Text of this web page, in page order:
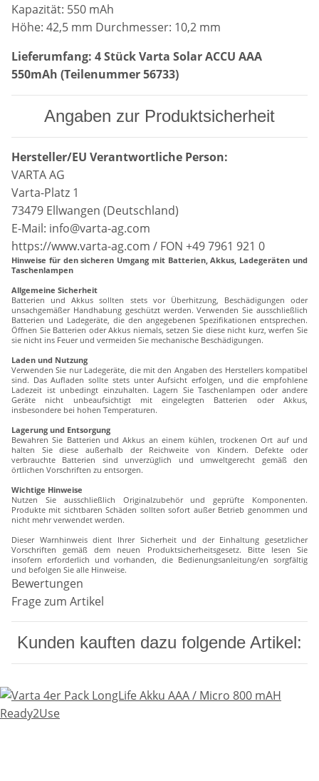
Kapazität: 550 mAh
Höhe: 42,5 mm Durchmesser: 10,2 mm
Lieferumfang: 4 Stück Varta Solar ACCU AAA
550mAh (Teilenummer 56733)
Angaben zur Produktsicherheit
Hersteller/EU Verantwortliche Person:
VARTA AG
Varta-Platz 1
73479 Ellwangen (Deutschland)
E-Mail: info@varta-ag.com
https://www.varta-ag.com / FON +49 7961 921 0
Hinweise für den sicheren Umgang mit Batterien, Akkus, Ladegeräten und
Taschenlampen
Allgemeine Sicherheit
Batterien und Akkus sollten stets vor Überhitzung, Beschädigungen oder
unsachgemäßer Handhabung geschützt werden. Verwenden Sie ausschließlich
Batterien und Ladegeräte, die den angegebenen Spezifikationen entsprechen.
Öffnen Sie Batterien oder Akkus niemals, setzen Sie diese nicht kurz, werfen Sie
sie nicht ins Feuer und vermeiden Sie mechanische Beschädigungen.
Laden und Nutzung
Verwenden Sie nur Ladegeräte, die mit den Angaben des Herstellers kompatibel
sind. Das Aufladen sollte stets unter Aufsicht erfolgen, und die empfohlene
Ladezeit ist unbedingt einzuhalten. Lagern Sie Taschenlampen oder andere
Geräte nicht unbeaufsichtigt mit eingelegten Batterien oder Akkus,
insbesondere bei hohen Temperaturen.
Lagerung und Entsorgung
Bewahren Sie Batterien und Akkus an einem kühlen, trockenen Ort auf und
halten Sie diese außerhalb der Reichweite von Kindern. Defekte oder
verbrauchte Batterien sind unverzüglich und umweltgerecht gemäß den
örtlichen Vorschriften zu entsorgen.
Wichtige Hinweise
Nutzen Sie ausschließlich Originalzubehör und geprüfte Komponenten.
Produkte mit sichtbaren Schäden sollten sofort außer Betrieb genommen und
nicht mehr verwendet werden.
Dieser Warnhinweis dient Ihrer Sicherheit und der Einhaltung gesetzlicher
Vorschriften gemäß dem neuen Produktsicherheitsgesetz. Bitte lesen Sie
insofern erforderlich und vorhanden, die Bedienungsanleitung/en sorgfältig
und befolgen Sie alle Hinweise.
Bewertungen
Frage zum Artikel
Kunden kauften dazu folgende Artikel: